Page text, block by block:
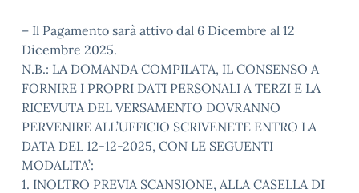
– Il Pagamento sarà attivo dal 6 Dicembre al 12
Dicembre 2025.
N.B.: LA DOMANDA COMPILATA, IL CONSENSO A
FORNIRE I PROPRI DATI PERSONALI A TERZI E LA
RICEVUTA DEL VERSAMENTO DOVRANNO
PERVENIRE ALL’UFFICIO SCRIVENETE ENTRO LA
DATA DEL 12-12-2025, CON LE SEGUENTI
MODALITA’:
1. INOLTRO PREVIA SCANSIONE, ALLA CASELLA DI